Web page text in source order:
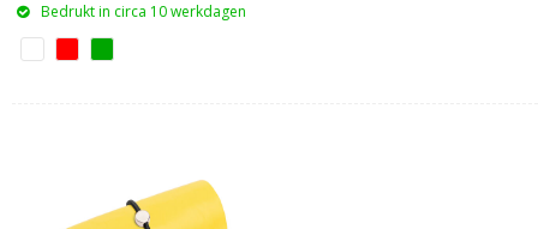
Bedrukt in circa 10 werkdagen